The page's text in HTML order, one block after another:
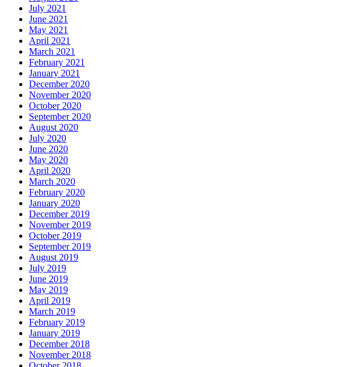
July 2021
June 2021
May 2021
April 2021
March 2021
February 2021
January 2021
December 2020
November 2020
October 2020
September 2020
August 2020
July 2020
June 2020
May 2020
April 2020
March 2020
February 2020
January 2020
December 2019
November 2019
October 2019
September 2019
August 2019
July 2019
June 2019
May 2019
April 2019
March 2019
February 2019
January 2019
December 2018
November 2018